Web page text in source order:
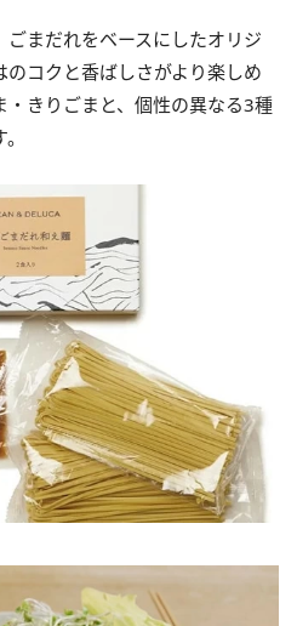
ごまだれをベースにしたオリジ
コクと香ばしさがより楽しめ
きりごまと、個性の異なる3種